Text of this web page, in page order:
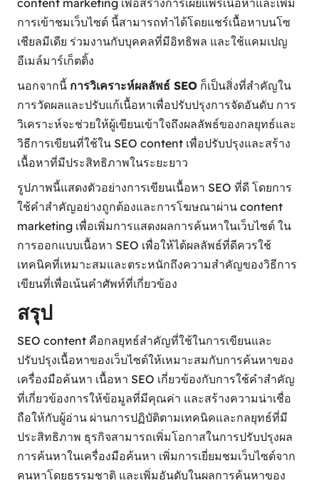
การเข้าชมเว็บไซต์ นี้สามารถทำได้โดยแชร์เนื้อหาบนโซ
เชียลมีเดีย ร่วมงานกับบุคคลที่มีอิทธิพล และใช้แคมเปญ
อีเมล์มาร์เก็ตติ้ง
นอกจากนี้ การวิเคราะห์ผลลัพธ์ SEO ก็เป็นสิ่งที่สำคัญใน
การวัดผลและปรับแก้เนื้อหาเพื่อปรับปรุงการจัดอันดับ การ
วิเคราะห์จะช่วยให้ผู้เขียนเข้าใจถึงผลลัพธ์ของกลยุทธ์และ
วิธีการเขียนที่ใช้ใน SEO content เพื่อปรับปรุงและสร้าง
เนื้อหาที่มีประสิทธิภาพในระยะยาว
รูปภาพนี้แสดงตัวอย่างการเขียนเนื้อหา SEO ที่ดี โดยการ
ใช้คำสำคัญอย่างถูกต้องและการโฆษณาผ่าน content
marketing เพื่อเพิ่มการแสดงผลการค้นหาในเว็บไซต์ ใน
การออกแบบเนื้อหา SEO เพื่อให้ได้ผลลัพธ์ที่ดีควรใช้
เทคนิคที่เหมาะสมและตระหนักถึงความสำคัญของวิธีการ
เขียนที่เพื่อเน้นคำศัพท์ที่เกี่ยวข้อง
สรุป
SEO content คือกลยุทธ์สำคัญที่ใช้ในการเขียนและ
ปรับปรุงเนื้อหาของเว็บไซต์ให้เหมาะสมกับการค้นหาของ
เครื่องมือค้นหา เนื้อหา SEO เกี่ยวข้องกับการใช้คำสำคัญ
ที่เกี่ยวข้องการให้ข้อมูลที่มีคุณค่า และสร้างความน่าเชื่อ
ถือให้กับผู้อ่าน ผ่านการปฏิบัติตามเทคนิคและกลยุทธ์ที่มี
ประสิทธิภาพ ธุรกิจสามารถเพิ่มโอกาสในการปรับปรุงผล
การค้นหาในเครื่องมือค้นหา เพิ่มการเยี่ยมชมเว็บไซต์จาก
คนหาโดยธรรมชาติ และเพิ่มอันดับในผลการค้นหาของ